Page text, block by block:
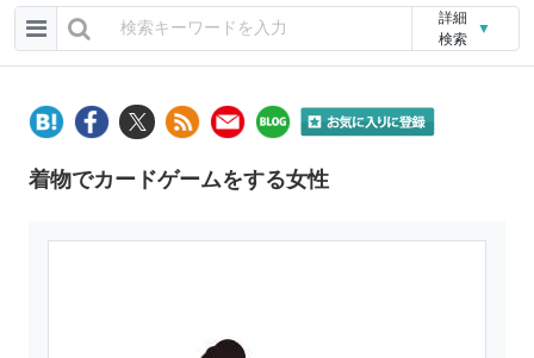
詳細
検索
▼
着物でカードゲームをする女性